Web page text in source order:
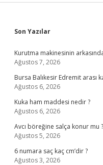
Sidebar
Son Yazılar
Kurutma makinesinin
Ağustos 7, 2026
Bursa Balıkesir Edremit arası
Ağustos 6, 2026
Kuka ham maddesi nedir ?
Ağustos 6, 2026
Avcı böreğine salça konur mu ?
Ağustos 5, 2026
6 numara saç kaç cm’dir ?
Ağustos 3, 2026